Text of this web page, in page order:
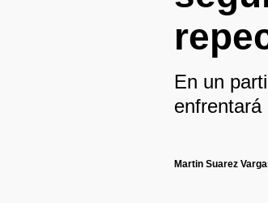
En un
enfrentará
Martin Suarez